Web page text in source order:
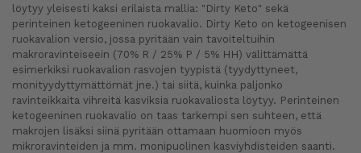
löytyy yleisesti kaksi erilaista mallia: "Dirty Keto" sekä
perinteinen ketogeeninen ruokavalio. Dirty Keto on ketogeenisen
ruokavalion versio, jossa pyritään vain tavoiteltuihin
makroravinteiseein (70% R / 25% P / 5% HH) välittämättä
esimerkiksi ruokavalion rasvojen tyypistä (tyydyttyneet,
monityydyttymättömät jne.) tai siitä, kuinka paljonko
ravinteikkaita vihreitä kasviksia ruokavaliosta löytyy. Perinteinen
ketogeeninen ruokavalio on taas tarkempi sen suhteen, että
makrojen lisäksi siinä pyritään ottamaan huomioon myös
mikroravinteiden ja mm. monipuolinen kasviyhdisteiden saanti.